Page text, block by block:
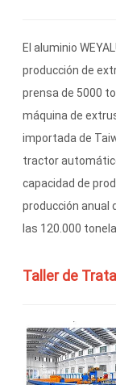
El aluminio
producción de
prensa de 5000
máquina de
importada de
tractor
capacidad de
producción anual
las 120.000
Taller de